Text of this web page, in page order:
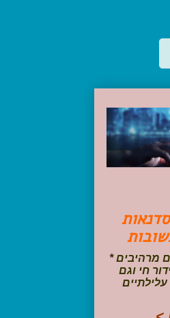
מרהיבים *
חי וגם